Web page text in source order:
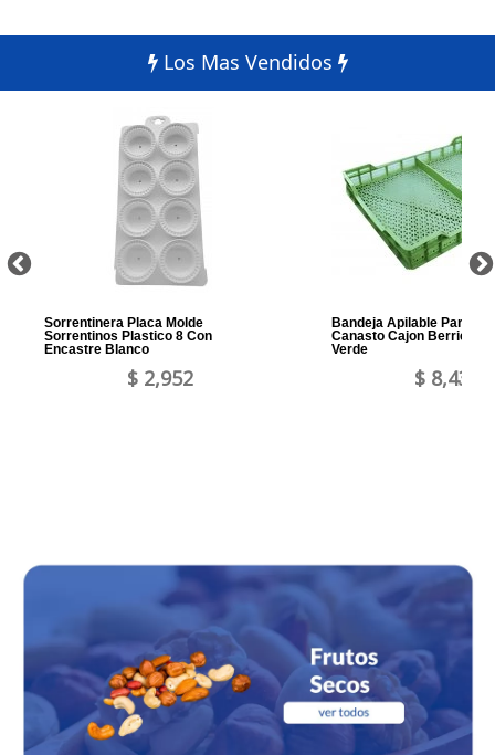
Los Mas Vendidos
Sorrentinera Placa Molde
Sorrentinos Plastico 8 Con
Encastre Blanco
$ 2,952
Bandeja Apilable Para
Canasto Cajon Berries
Verde
$ 8,431